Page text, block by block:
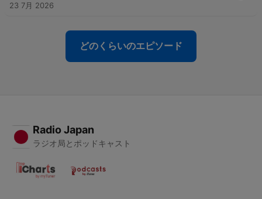
23 7月 2026
どのくらいのエピソード
Radio Japan
ラジオ局とポッドキャスト